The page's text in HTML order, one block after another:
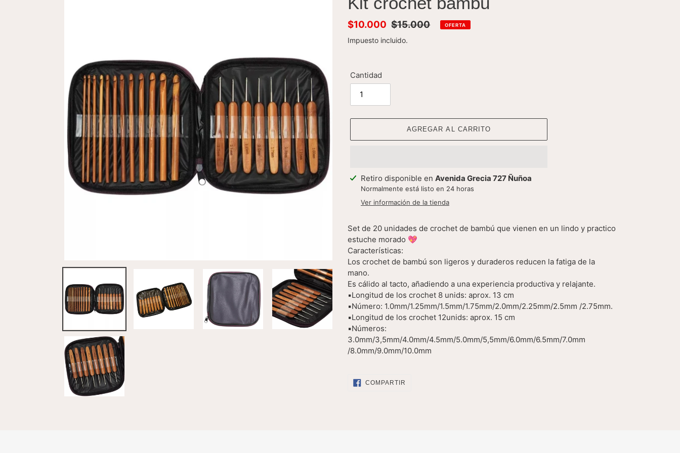
Precio
de
$10.000 Precio
habitual
$15.000 OFERTA
Impuesto incluido.
Cantidad
AGREGAR AL CARRITO
Agregando
producto
carrito
Retiro disponible en Avenida Grecia 727 Ñuñoa
Normalmente está listo en 24 horas
Ver información de la tienda
Set de 20 unidades de crochet de bambú que vienen en un lindo y practico
estuche morado 💖
Características:
Los crochet de bambú son ligeros y duraderos reducen la fatiga de la
mano.
Es cálido al tacto, añadiendo a una experiencia productiva y relajante.
▪️Longitud de los crochet 8 unids: aprox. 13 cm
▪️Número: 1.0mm/1.25mm/1.5mm/1.75mm/2.0mm/2.25mm/2.5mm /2.75mm.
▪️Longitud de los crochet 12unids: aprox. 15 cm
▪️Números:
3.0mm/3,5mm/4.0mm/4.5mm/5.0mm/5,5mm/6.0mm/6.5mm/7.0mm
/8.0mm/9.0mm/10.0mm
COMPARTIR